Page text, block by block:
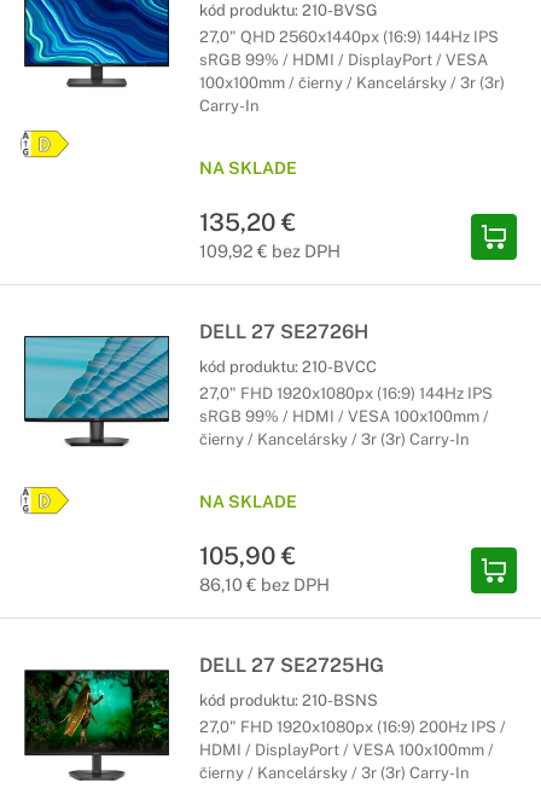
kód produktu: 210-BVSG
27,0" QHD 2560x1440px (16:9) 144Hz IPS
sRGB 99% / HDMI / DisplayPort / VESA
100x100mm / čierny / Kancelársky / 3r (3r)
Carry-In
NA SKLADE
135,20 €
109,92 € bez DPH
DELL 27 SE2726H
kód produktu: 210-BVCC
27,0" FHD 1920x1080px (16:9) 144Hz IPS
sRGB 99% / HDMI / VESA 100x100mm /
čierny / Kancelársky / 3r (3r) Carry-In
NA SKLADE
105,90 €
86,10 € bez DPH
DELL 27 SE2725HG
kód produktu: 210-BSNS
27,0" FHD 1920x1080px (16:9) 200Hz IPS /
HDMI / DisplayPort / VESA 100x100mm /
čierny / Kancelársky / 3r (3r) Carry-In